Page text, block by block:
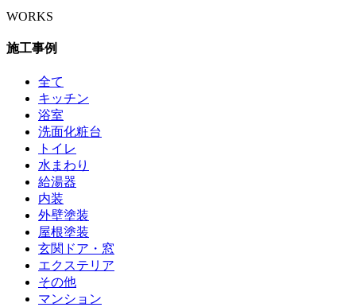
WORKS
施工事例
全て
キッチン
浴室
洗面化粧台
トイレ
水まわり
給湯器
内装
外壁塗装
屋根塗装
玄関ドア・窓
エクステリア
その他
マンション